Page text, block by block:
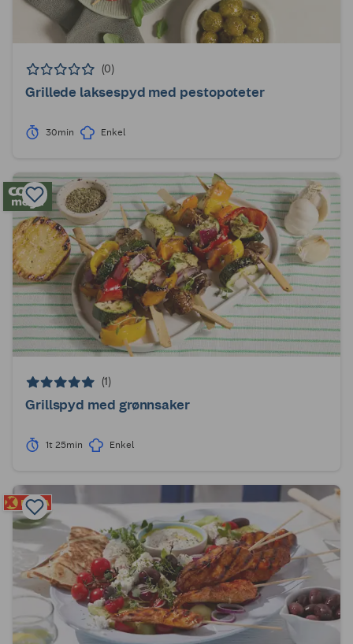
(0)
Grillede laksespyd med pestopoteter
30min Enkel
(1)
Grillspyd med grønnsaker
1t 25min Enkel